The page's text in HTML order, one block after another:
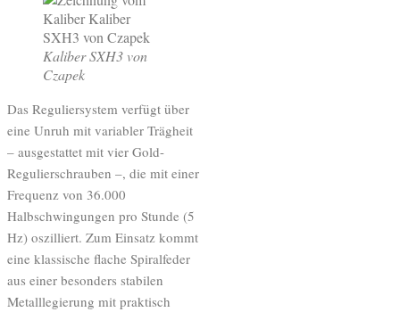
Kaliber SXH3 von
Czapek
Das Reguliersystem verfügt über
eine Unruh mit variabler Trägheit
– ausgestattet mit vier Gold-
Regulierschrauben –, die mit einer
Frequenz von 36.000
Halbschwingungen pro Stunde (5
Hz) oszilliert. Zum Einsatz kommt
eine klassische flache Spiralfeder
aus einer besonders stabilen
Metalllegierung mit praktisch